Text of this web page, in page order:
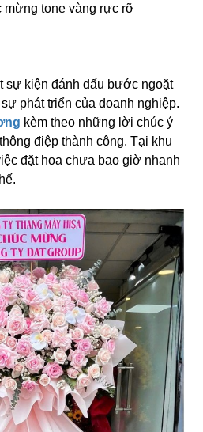
mừng tone vàng rực rỡ
sự kiện đánh dấu bước ngoặt
phát triển của doanh nghiệp.
kèm theo những lời chúc ý
điệp thành công. Tại khu
đặt hoa chưa bao giờ nhanh